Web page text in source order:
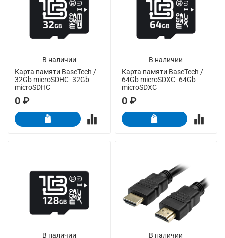
В наличии
Карта памяти BaseTech /
32Gb microSDHC- 32Gb
microSDHC
0 ₽
В наличии
Карта памяти BaseTech /
64Gb microSDXC- 64Gb
microSDXC
0 ₽
В наличии
В наличии